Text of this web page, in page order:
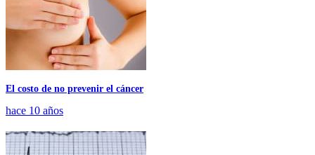
El costo de no prevenir el cáncer
hace 10 años